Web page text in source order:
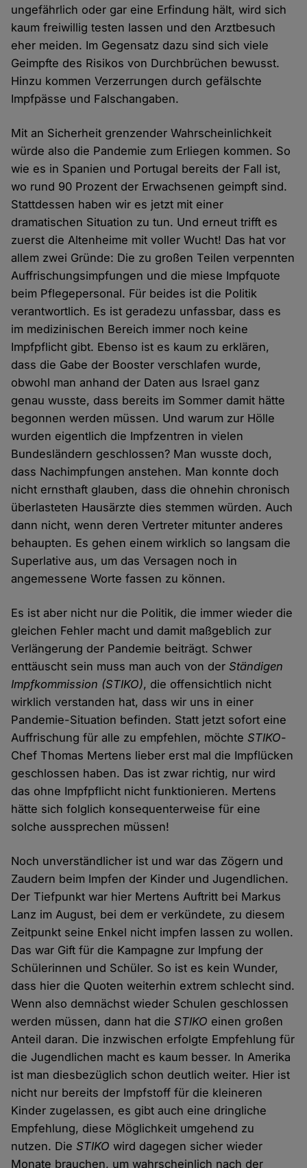
ungefährlich oder gar eine Erfindung hält, wird sich
kaum freiwillig testen lassen und den Arztbesuch
eher meiden. Im Gegensatz dazu sind sich viele
Geimpfte des Risikos von Durchbrüchen bewusst.
Hinzu kommen Verzerrungen durch gefälschte
Impfpässe und Falschangaben.
Mit an Sicherheit grenzender Wahrscheinlichkeit
würde also die Pandemie zum Erliegen kommen. So
wie es in Spanien und Portugal bereits der Fall ist,
wo rund 90 Prozent der Erwachsenen geimpft sind.
Stattdessen haben wir es jetzt mit einer
dramatischen Situation zu tun. Und erneut trifft es
zuerst die Altenheime mit voller Wucht! Das hat vor
allem zwei Gründe: Die zu großen Teilen verpennten
Auffrischungsimpfungen und die miese Impfquote
beim Pflegepersonal. Für beides ist die Politik
verantwortlich. Es ist geradezu unfassbar, dass es
im medizinischen Bereich immer noch keine
Impfpflicht gibt. Ebenso ist es kaum zu erklären,
dass die Gabe der Booster verschlafen wurde,
obwohl man anhand der Daten aus Israel ganz
genau wusste, dass bereits im Sommer damit hätte
begonnen werden müssen. Und warum zur Hölle
wurden eigentlich die Impfzentren in vielen
Bundesländern geschlossen? Man wusste doch,
dass Nachimpfungen anstehen. Man konnte doch
nicht ernsthaft glauben, dass die ohnehin chronisch
überlasteten Hausärzte dies stemmen würden. Auch
dann nicht, wenn deren Vertreter mitunter anderes
behaupten. Es gehen einem wirklich so langsam die
Superlative aus, um das Versagen noch in
angemessene Worte fassen zu können.
Es ist aber nicht nur die Politik, die immer wieder die
gleichen Fehler macht und damit maßgeblich zur
Verlängerung der Pandemie beiträgt. Schwer
enttäuscht sein muss man auch von derStändigen
Impfkommission (STIKO), die offensichtlich nicht
wirklich verstanden hat, dass wir uns in einer
Pandemie-Situation befinden. Statt jetzt sofort eine
Auffrischung für alle zu empfehlen, möchteSTIKO-
Chef Thomas Mertens lieber erst mal die Impflücken
geschlossen haben. Das ist zwar richtig, nur wird
das ohne Impfpflicht nicht funktionieren. Mertens
hätte sich folglich konsequenterweise für eine
solche aussprechen müssen!
Noch unverständlicher ist und war das Zögern und
Zaudern beim Impfen der Kinder und Jugendlichen.
Der Tiefpunkt war hier Mertens Auftritt bei Markus
Lanz im August, bei dem er verkündete, zu diesem
Zeitpunkt seine Enkel nicht impfen lassen zu wollen.
Das war Gift für die Kampagne zur Impfung der
Schülerinnen und Schüler. So ist es kein Wunder,
dass hier die Quoten weiterhin extrem schlecht sind.
Wenn also demnächst wieder Schulen geschlossen
werden müssen, dann hat dieSTIKO einen großen
Anteil daran. Die inzwischen erfolgte Empfehlung für
die Jugendlichen macht es kaum besser. In Amerika
ist man diesbezüglich schon deutlich weiter. Hier ist
nicht nur bereits der Impfstoff für die kleineren
Kinder zugelassen, es gibt auch eine dringliche
Empfehlung, diese Möglichkeit umgehend zu
nutzen. DieSTIKO wird dagegen sicher wieder
Monate brauchen, um wahrscheinlich nach der